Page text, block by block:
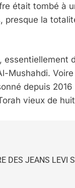
était tombé à
presque la
essentiellement
Mushahdi.
depuis
vieux de
DES JEANS LEVI
JE